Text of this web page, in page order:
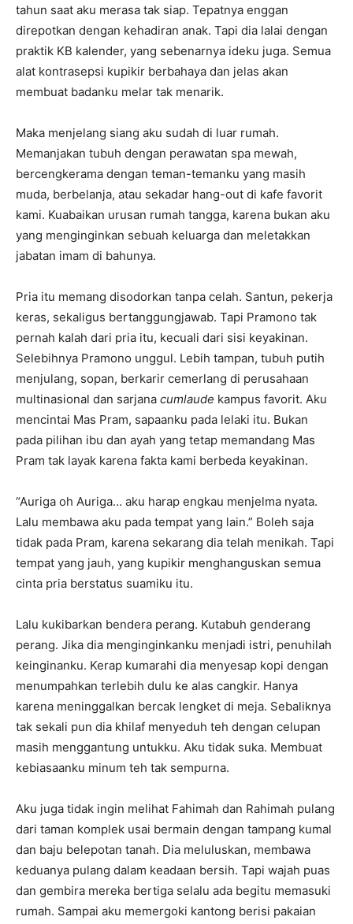
tahun saat aku merasa tak siap. Tepatnya enggan
direpotkan dengan kehadiran anak. Tapi dia lalai dengan
praktik KB kalender, yang sebenarnya ideku juga. Semua
alat kontrasepsi kupikir berbahaya dan jelas akan
membuat badanku melar tak menarik.
Maka menjelang siang aku sudah di luar rumah.
Memanjakan tubuh dengan perawatan spa mewah,
bercengkerama dengan teman-temanku yang masih
muda, berbelanja, atau sekadar hang-out di kafe favorit
kami. Kuabaikan urusan rumah tangga, karena bukan aku
yang menginginkan sebuah keluarga dan meletakkan
jabatan imam di bahunya.
Pria itu memang disodorkan tanpa celah. Santun, pekerja
keras, sekaligus bertanggungjawab. Tapi Pramono tak
pernah kalah dari pria itu, kecuali dari sisi keyakinan.
Selebihnya Pramono unggul. Lebih tampan, tubuh putih
menjulang, sopan, berkarir cemerlang di perusahaan
multinasional dan sarjana cumlaude kampus favorit. Aku
mencintai Mas Pram, sapaanku pada lelaki itu. Bukan
pada pilihan ibu dan ayah yang tetap memandang Mas
Pram tak layak karena fakta kami berbeda keyakinan.
“Auriga oh Auriga… aku harap engkau menjelma nyata.
Lalu membawa aku pada tempat yang lain.” Boleh saja
tidak pada Pram, karena sekarang dia telah menikah. Tapi
tempat yang jauh, yang kupikir menghanguskan semua
cinta pria berstatus suamiku itu.
Lalu kukibarkan bendera perang. Kutabuh genderang
perang. Jika dia menginginkanku menjadi istri, penuhilah
keinginanku. Kerap kumarahi dia menyesap kopi dengan
menumpahkan terlebih dulu ke alas cangkir. Hanya
karena meninggalkan bercak lengket di meja. Sebaliknya
tak sekali pun dia khilaf menyeduh teh dengan celupan
masih menggantung untukku. Aku tidak suka. Membuat
kebiasaanku minum teh tak sempurna.
Aku juga tidak ingin melihat Fahimah dan Rahimah pulang
dari taman komplek usai bermain dengan tampang kumal
dan baju belepotan tanah. Dia meluluskan, membawa
keduanya pulang dalam keadaan bersih. Tapi wajah puas
dan gembira mereka bertiga selalu ada begitu memasuki
rumah. Sampai aku memergoki kantong berisi pakaian